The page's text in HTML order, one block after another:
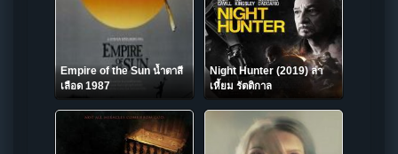
Empire of the Sun น้ำตาสี
เลือด 1987
Night Hunter (2019) ล่า
เหี้ยม รัตติกาล